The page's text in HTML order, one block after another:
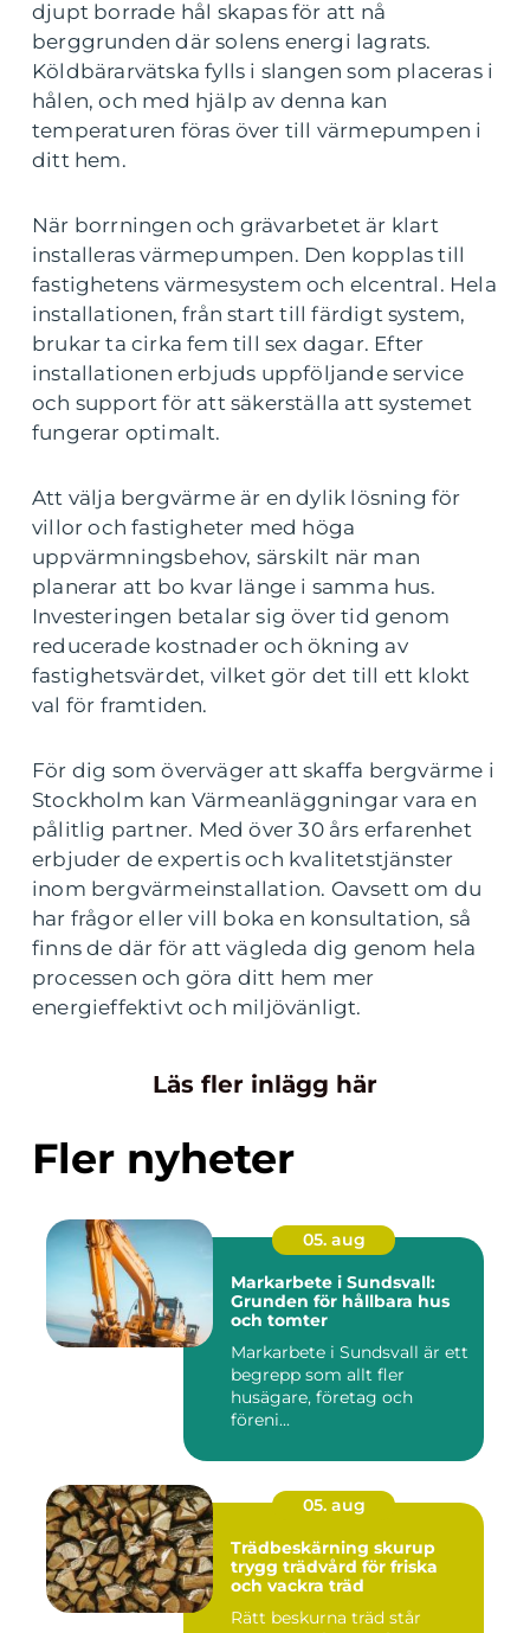
djupt borrade hål skapas för att nå
berggrunden där solens energi lagrats.
Köldbärarvätska fylls i slangen som placeras i
hålen, och med hjälp av denna kan
temperaturen föras över till värmepumpen i
ditt hem.
När borrningen och grävarbetet är klart
installeras värmepumpen. Den kopplas till
fastighetens värmesystem och elcentral. Hela
installationen, från start till färdigt system,
brukar ta cirka fem till sex dagar. Efter
installationen erbjuds uppföljande service
och support för att säkerställa att systemet
fungerar optimalt.
Att välja bergvärme är en dylik lösning för
villor och fastigheter med höga
uppvärmningsbehov, särskilt när man
planerar att bo kvar länge i samma hus.
Investeringen betalar sig över tid genom
reducerade kostnader och ökning av
fastighetsvärdet, vilket gör det till ett klokt
val för framtiden.
För dig som överväger att skaffa bergvärme i
Stockholm kan Värmeanläggningar vara en
pålitlig partner. Med över 30 års erfarenhet
erbjuder de expertis och kvalitetstjänster
inom bergvärmeinstallation. Oavsett om du
har frågor eller vill boka en konsultation, så
finns de där för att vägleda dig genom hela
processen och göra ditt hem mer
energieffektivt och miljövänligt.
Läs fler inlägg här
Fler nyheter
05. aug
Markarbete i Sundsvall:
Grunden för hållbara hus
och tomter
Markarbete i Sundsvall är ett
begrepp som allt fler
husägare, företag och
föreni...
05. aug
Trädbeskärning skurup
trygg trädvård för friska
och vackra träd
Rätt beskurna träd står